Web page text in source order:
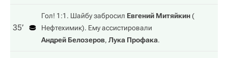
35‎’‎
Гол! 1:1. Шайбу забросил Евгений Митяйкин(
Нефтехимик). Ему ассистировали
Андрей Белозеров, Лука Профака.